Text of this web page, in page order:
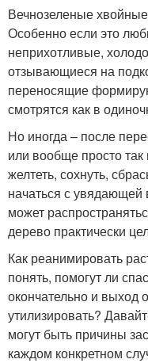
Вечнозеленые
Особенно если это
неприхотливые,
отзывающиеся на
переносящие
смотрятся как в
Но иногда – после
или вообще просто так
желтеть, сохнуть,
начаться с увядающей
может
дерево практически
Как реанимировать
понять, помогут ли
окончательно и выход
утилизировать?
могут быть причины
каждом конкретном